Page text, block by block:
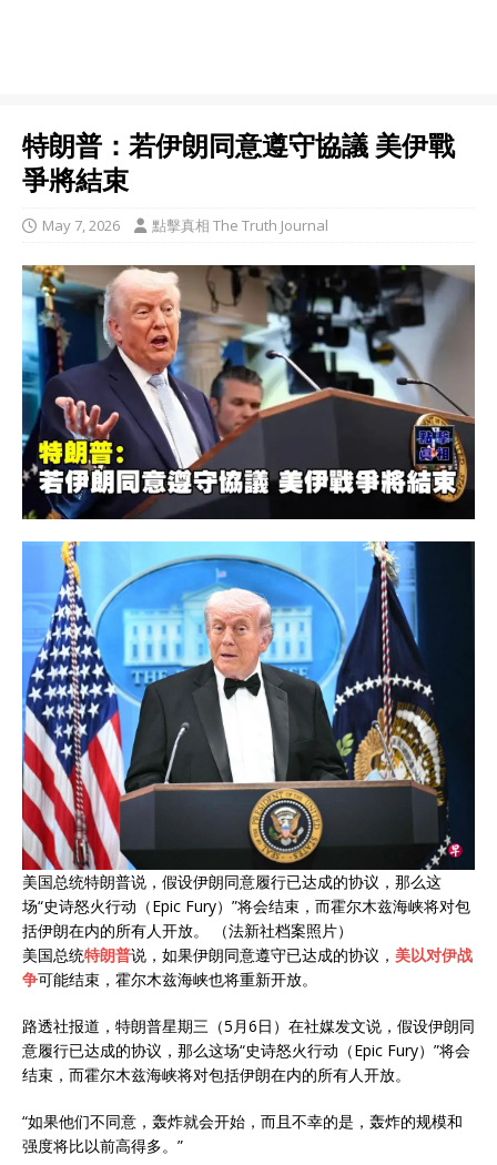
特朗普：若伊朗同意遵守協議 美伊戰
爭將結束
May 7, 2026 點擊真相 The Truth Journal
美国总统特朗普说，假设伊朗同意履行已达成的协议，那么这
场“史诗怒火行动（Epic Fury）”将会结束，而霍尔木兹海峡将对包
括伊朗在内的所有人开放。 （法新社档案照片）
美国总统特朗普说，如果伊朗同意遵守已达成的协议， 美以对伊战
争可能结束，霍尔木兹海峡也将重新开放。
路透社报道，特朗普星期三（5月6日）在社媒发文说，假设伊朗同
意履行已达成的协议，那么这场“史诗怒火行动（Epic Fury）”将会
结束，而霍尔木兹海峡将对包括伊朗在内的所有人开放。
“如果他们不同意，轰炸就会开始，而且不幸的是，轰炸的规模和
强度将比以前高得多。”